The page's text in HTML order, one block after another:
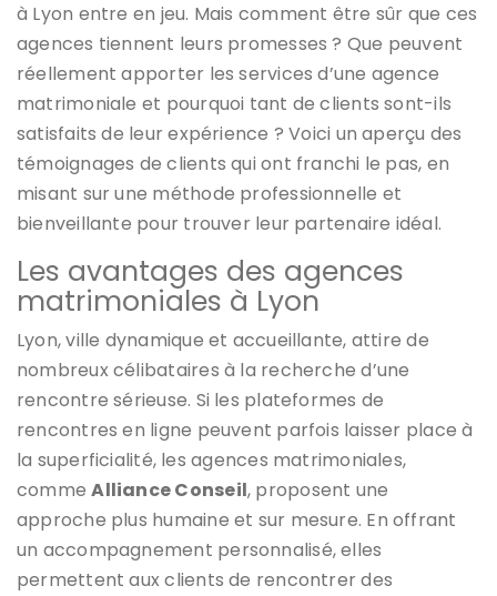
à Lyon entre en jeu. Mais comment être sûr que ces
agences tiennent leurs promesses ? Que peuvent
réellement apporter les services d’une agence
matrimoniale et pourquoi tant de clients sont-ils
satisfaits de leur expérience ? Voici un aperçu des
témoignages de clients qui ont franchi le pas, en
misant sur une méthode professionnelle et
bienveillante pour trouver leur partenaire idéal.
Les avantages des agences
matrimoniales à Lyon
Lyon, ville dynamique et accueillante, attire de
nombreux célibataires à la recherche d’une
rencontre sérieuse. Si les plateformes de
rencontres en ligne peuvent parfois laisser place à
la superficialité, les agences matrimoniales,
commeAlliance Conseil, proposent une
approche plus humaine et sur mesure. En offrant
un accompagnement personnalisé, elles
permettent aux clients de rencontrer des